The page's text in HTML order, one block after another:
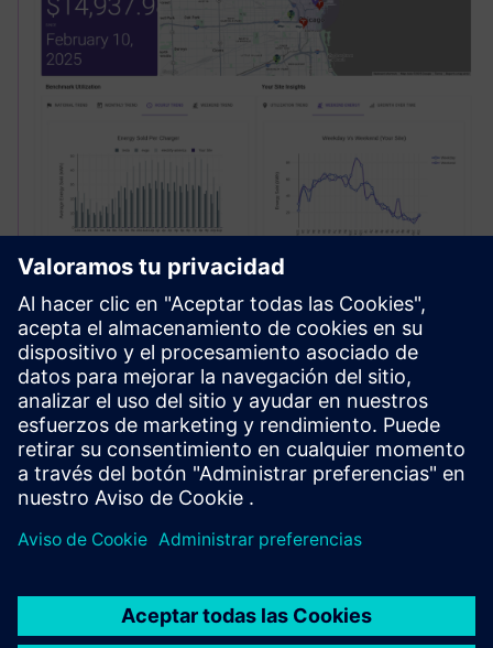
Site Profit Optimization
Optimice las estrategias de precios en tiempo real,
manténgase a la vanguardia de la competencia y agilice el
despliegue de la infraestructura con una plataforma
integral de inteligencia de carga.
Más información